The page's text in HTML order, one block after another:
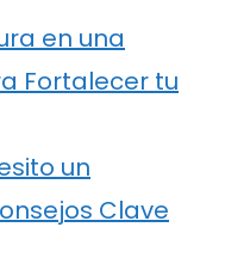
en una
Fortalecer tu
un
Clave